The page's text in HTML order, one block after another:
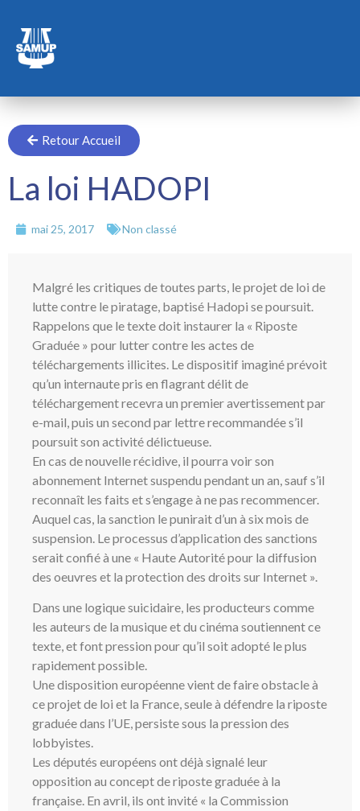
Retour Accueil
La loi HADOPI
mai 25, 2017 Non classé
Malgré les critiques de toutes parts, le projet de loi de
lutte contre le piratage, baptisé Hadopi se poursuit.
Rappelons que le texte doit instaurer la « Riposte
Graduée » pour lutter contre les actes de
téléchargements illicites. Le dispositif imaginé prévoit
qu’un internaute pris en flagrant délit de
téléchargement recevra un premier avertissement par
e-mail, puis un second par lettre recommandée s’il
poursuit son activité délictueuse.
En cas de nouvelle récidive, il pourra voir son
abonnement Internet suspendu pendant un an, sauf s’il
reconnaît les faits et s’engage à ne pas recommencer.
Auquel cas, la sanction le punirait d’un à six mois de
suspension. Le processus d’application des sanctions
serait confié à une « Haute Autorité pour la diffusion
des oeuvres et la protection des droits sur Internet ».
Dans une logique suicidaire, les producteurs comme
les auteurs de la musique et du cinéma soutiennent ce
texte, et font pression pour qu’il soit adopté le plus
rapidement possible.
Une disposition européenne vient de faire obstacle à
ce projet de loi et la France, seule à défendre la riposte
graduée dans l’UE, persiste sous la pression des
lobbyistes.
Les députés européens ont déjà signalé leur
opposition au concept de riposte graduée à la
française. En avril, ils ont invité « la Commission